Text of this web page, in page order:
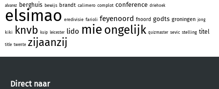
alvarez berghuis bewijs brandt calimero complot conference driehoek
elsimao eredivisie farioli feyenoord fnoord godts groningen jong
kiki knvb kuip leicester lido mie ongelijk quizmaster sevic stelling titel
title twente zijaanzij
Direct naar